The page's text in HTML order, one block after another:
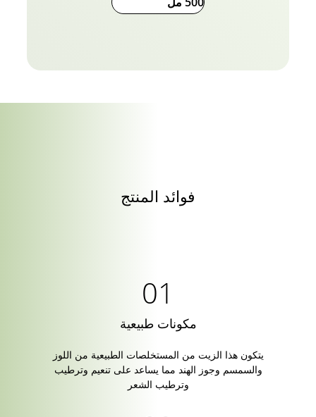
فوائد المنتج
مكونات طبيعية
يتكون هذا الزيت من المستخلصات الطبيعية من اللوز
والسمسم وجوز الهند مما يساعد على تنعيم وترطيب
وترطيب الشعر